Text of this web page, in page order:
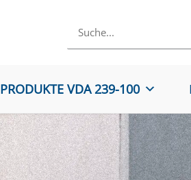
PRODUKTE VDA 239-100